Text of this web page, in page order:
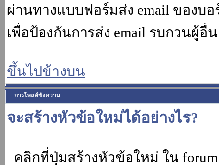
ผ่านทางแบบฟอร์มส่ง email ของ
เพื่อป้องกันการส่ง email รบกวนผู้อื่
ขึ้นไปข้างบน
การโพสต์ข้อความ
จะสร้างหัวข้อใหม่ได้อย่างไร?
คลิกที่ปุ่มสร้างหัวข้อใหม่ ใน